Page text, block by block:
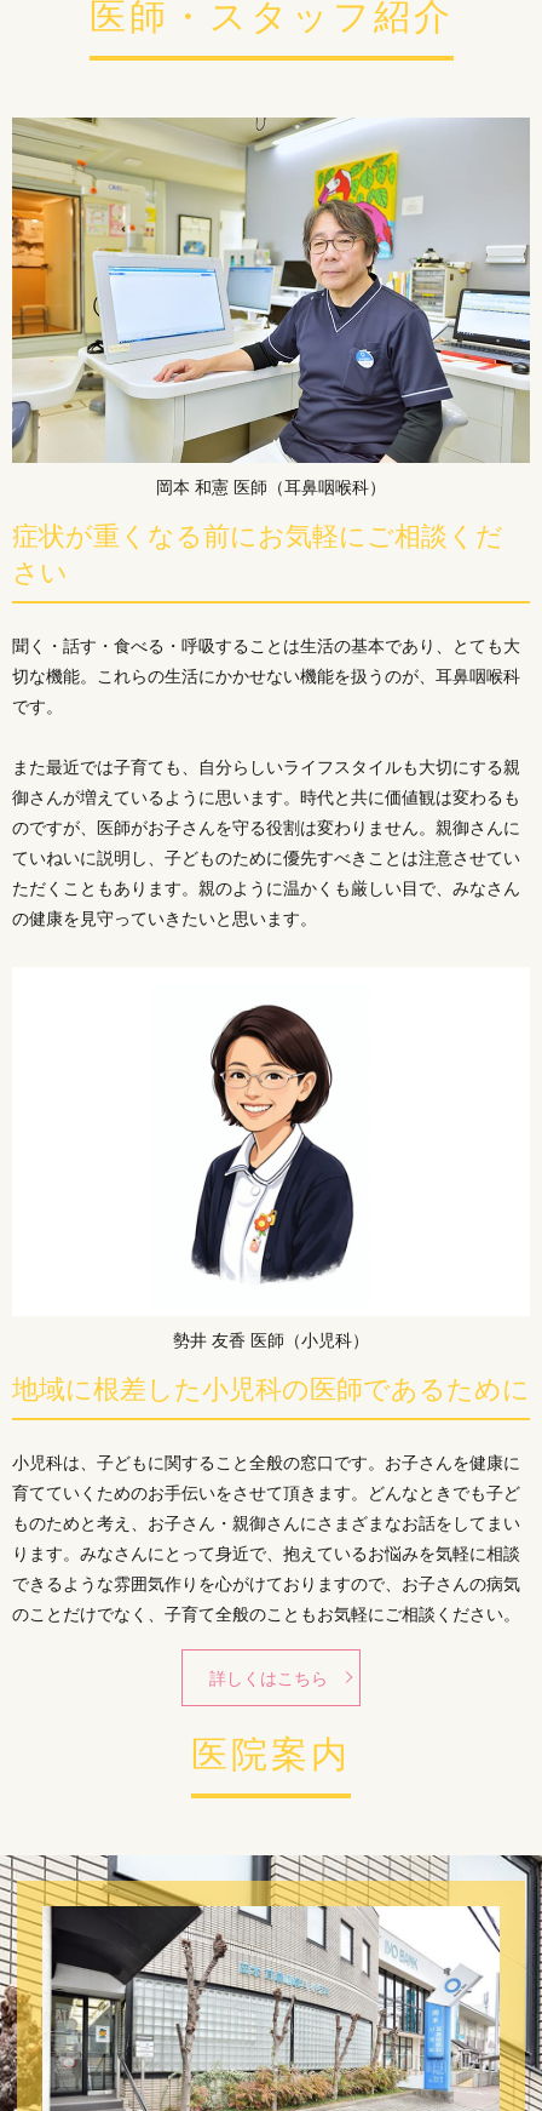
医師・スタッフ紹介
岡本 和憲 医師（耳鼻咽喉科）
症状が重くなる前にお気軽にご相談くだ
さい
聞く・話す・食べる・呼吸することは生活の基本であり、とても大
切な機能。これらの生活にかかせない機能を扱うのが、耳鼻咽喉科
です。
また最近では子育ても、自分らしいライフスタイルも大切にする親
御さんが増えているように思います。時代と共に価値観は変わるも
のですが、医師がお子さんを守る役割は変わりません。親御さんに
ていねいに説明し、子どものために優先すべきことは注意させてい
ただくこともあります。親のように温かくも厳しい目で、みなさん
の健康を見守っていきたいと思います。
勢井 友香 医師（小児科）
地域に根差した小児科の医師であるために
小児科は、子どもに関すること全般の窓口です。お子さんを健康に
育てていくためのお手伝いをさせて頂きます。どんなときでも子ど
ものためと考え、お子さん・親御さんにさまざまなお話をしてまい
ります。みなさんにとって身近で、抱えているお悩みを気軽に相談
できるような雰囲気作りを心がけておりますので、お子さんの病気
のことだけでなく、子育て全般のこともお気軽にご相談ください。
詳しくはこちら
医院案内